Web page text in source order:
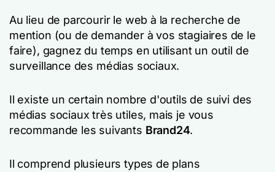
Au lieu de parcourir le web à la recherche de
mention (ou de demander à vos stagiaires de le
faire), gagnez du temps en utilisant un outil de
surveillance des médias sociaux.
Il existe un certain nombre d'outils de suivi des
médias sociaux très utiles, mais je vous
recommande les suivants Brand24.
Il comprend plusieurs types de plans